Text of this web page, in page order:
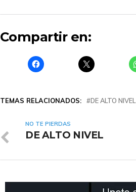
Compartir en:
TEMAS RELACIONADOS: DE ALTO NIVEL
NO TE PIERDAS
DE ALTO NIVEL